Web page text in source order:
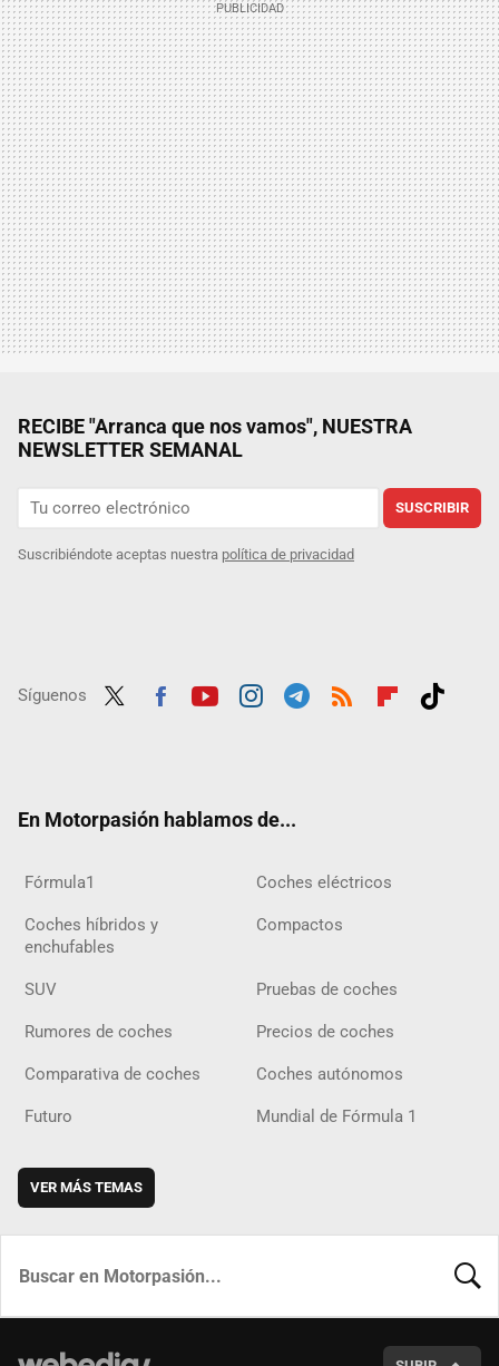
RECIBE "Arranca que nos vamos", NUESTRA
NEWSLETTER SEMANAL
SUSCRIBIR
Suscribiéndote aceptas nuestra política de privacidad
Síguenos
En Motorpasión hablamos de...
Fórmula1 Coches eléctricos
Coches híbridos y
enchufables
Compactos
SUV Pruebas de coches
Rumores de coches Precios de coches
Comparativa de coches Coches autónomos
Futuro Mundial de Fórmula 1
VER MÁS TEMAS